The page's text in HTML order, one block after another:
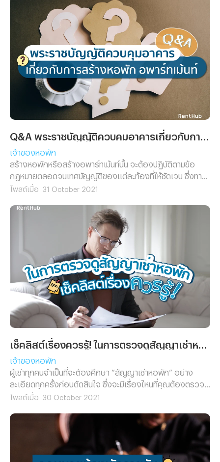
เจ้าของหอพัก
สร้างหอพักหรือสร้างอพาร์ทเม้นท์นั้น จะต้องปฏิบัติตามข้อ
กฎหมายตลอดจนเทศบัญญัติของแต่ละท้องที่ให้ชัดเจน ซึ่งทาง
Renthub ได้รวบรวมคำตอบที่หลายๆ คน ค้างคาใจมาตอบให้
โพสต์เมื่อ 31 October 2021
เจ้าของหอพัก
ผู้เช่าทุกคนจำเป็นที่จะต้องศึกษา “สัญญาเช่าหอพัก” อย่าง
ละเอียดทุกครั้งก่อนตัดสินใจ ซึ่งจะมีเรื่องไหนที่คุณต้องตรวจ
เช็คบ้าง เราไปติดตามพร้อมๆ กันเลย!
โพสต์เมื่อ 30 October 2021